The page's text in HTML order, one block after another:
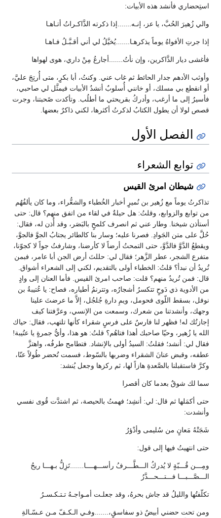
استِحضاري فأنشد هذه الأبيات:
والي زُهيرَ الحُبَّ، يا عز، إنـه.......إذا ذكرته الذَّاكـراتُ أتـاهـا
إذا جرتِ الأفواهُ يوماً يذكرهـا.......يُخيَّلُ لي أني أقـبَّـلُ فـاهـا
فأغشى ديار الذَّاكرين، وإن نأتُ.......أجارعُ مِنْ داري، هوى لهواها
وأوثب الأدهم جدار الحائط ثم غاب عني. وكنتُ، أبا بكرٍ، متى أُرتِجَ عليَّ،
أو انقطع بي مسلك، أو خانني أُسلوبٌ أنشدُ الأبيات فيمثَّل لي صاحبي،
فأسيرُ إلى ما أرغب، وأدركُ بقريحتي ما أطلُب. وتأكدت صًحبتنا، وجرت
قصص لولا أن يطول الكتابُ لذكرتُ أكثرها، لكني ذاكرٌ بعضها.
الفصل الأول
توابع الشعراء
شيطان امرئ القيس
تذاكرتُ يوماً مع زُهير بن نُميرٍ أخبار الخُطباء والشعُّراء، وما كان يألفُهُم
من توابع والزوابع، وقلتُ: هل حيلةٌ في لقاء من اتفق منهم؟ قال: حتى
أستأذن شيخنا. وطار عني ثم انصرف كلمحٍ بالبَصَر، وقد أُذن له، فقال:
حُلَّ على متن الجَوادِ. فصرنا عليه؛ وسار بنا كالطائر يجتابُ الجوَّ فالجوَّ،
ويقطعُ الدَّوَّ فالدَّوَّ، حتى التمحتُ أرضاً لا كأرضنا، وشارفتُ جواً لا كجوّنا،
متفرع الشجر، عطر الزَّهر؛ فقال لي: حللتَ أرض الجن أبا عامر، فبمن
تُريدُ أن نبدأ؟ قلتُ: الخطباء أولى بالتقديم، لكني إلى الشعراء أشواق.
قال: فمن تُريدُ منهم؟ قلت: صاحب امرئ القيس. فأما العنان إلى وادٍ
من الأدوية ذي دَوحٍ تتكسرُ أشجارُه، وتترنمُ أطياره، فصاح: يا عُتيبةُ بن
نوفل، بسقط اللّوى فحومل، ويمِ دارةِ جُلجُل، إلاَّ ما عرضتَ علينا
وجهك، وأنشدتنا من شعرك، وسمعت من الإنسي، وعرَّفتنا كيف
إجازتُك له! فظهر لنا فارسٌ على فرسٍ شقراء كأنها تلتهب، فقال: حياك
الله يا زُهير، وحيّا صاحبك أهذا فتاهُم؟ قلتُ: هو هذا، وأيُّ جمرةٍ يا عتُيبة!
فقال لي: أنشد؛ فقلتُ: السيدُ أولى بالإنشاد. فتطامح طرفُه، واهتزَّ
عطفه، وقبض عنانَ الشقراء وضربها بالسّوط، فسمت تُحضر طُولاً عنّا،
وكرَّ فاستقبلنا بالصَّعدةِ هازاً لها، ثم ركزها وجعل يُنشد:
سما لك شوقٌ بعدما كان أقصرا
حتى أكمَلها ثم قال: لي: أنشِد؛ فهمتُ بالحيصة، ثم اشتدَّت قُوى نفسي
وأنشدت:
شَجَتْهُ مَعانٍ من سُليمى وأدْؤرُ
حتى انتهيتُ فيها إلى قول:
ومِـــن قُـــبّةٍ لا يُدركُ الـــطَّـــرفُ رأســـهــــا.......تَزِلُّ بـهـــا ريحُ
الـــصَّـــبـــا فـــتـــحـــدَّرُ
تكلّفتُها والليلُ قد جاش بحرهُ، وقد جعلـت أمـواجـهُ تـتـكـسـرُ
ومن تحت حضني أبيضٌ ذو سفاسقٍ،.......وفـي الـكـفّ مـن عـسّـالةِ